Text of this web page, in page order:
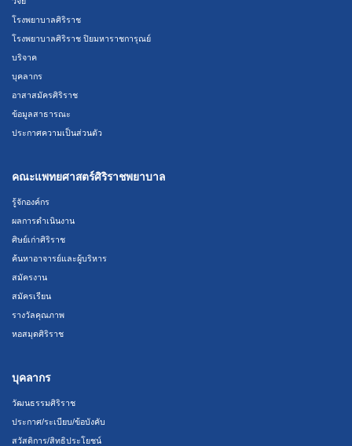
โรงพยาบาลศิริราช
โรงพยาบาลศิริราช ปิยมหาราชการุณย์
บริจาค
บุคลากร
อาสาสมัครศิริราช
ข้อมูลสาธารณะ
ประกาศความเป็นส่วนตัว
คณะแพทยศาสตร์ศิริราชพยาบาล
รู้จักองค์กร
ผลการดำเนินงาน
ศิษย์เก่าศิริราช
ค้นหาอาจารย์และผู้บริหาร
สมัครงาน
สมัครเรียน
รางวัลคุณภาพ
หอสมุดศิริราช
บุคลากร
วัฒนธรรมศิริราช
ประกาศ/ระเบียบ/ข้อบังคับ
สวัสดิการ/สิทธิประโยชน์